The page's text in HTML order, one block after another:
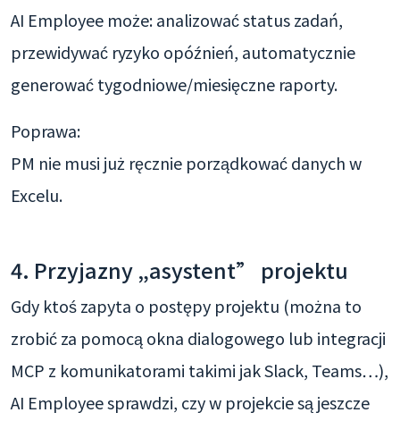
AI Employee może: analizować status zadań,
przewidywać ryzyko opóźnień, automatycznie
generować tygodniowe/miesięczne raporty.
Poprawa:
PM nie musi już ręcznie porządkować danych w
Excelu.
4. Przyjazny „asystent” projektu
Gdy ktoś zapyta o postępy projektu (można to
zrobić za pomocą okna dialogowego lub integracji
MCP z komunikatorami takimi jak Slack, Teams…),
AI Employee sprawdzi, czy w projekcie są jeszcze